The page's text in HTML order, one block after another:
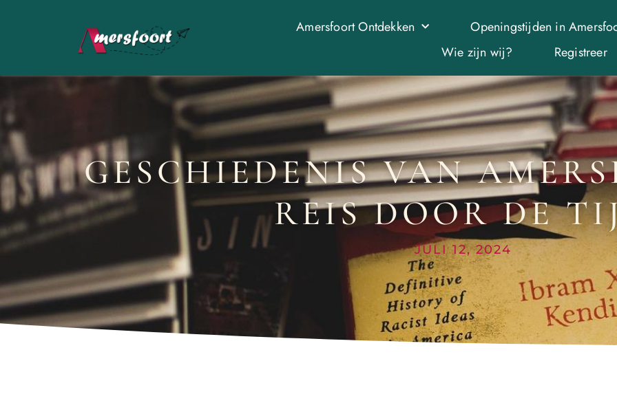
Amersfoort Ontdekken
Openingstijden in
Wie zijn wij?
Registreer
GESCHIEDENIS VAN
REIS DOOR DE
JULI 12, 2024